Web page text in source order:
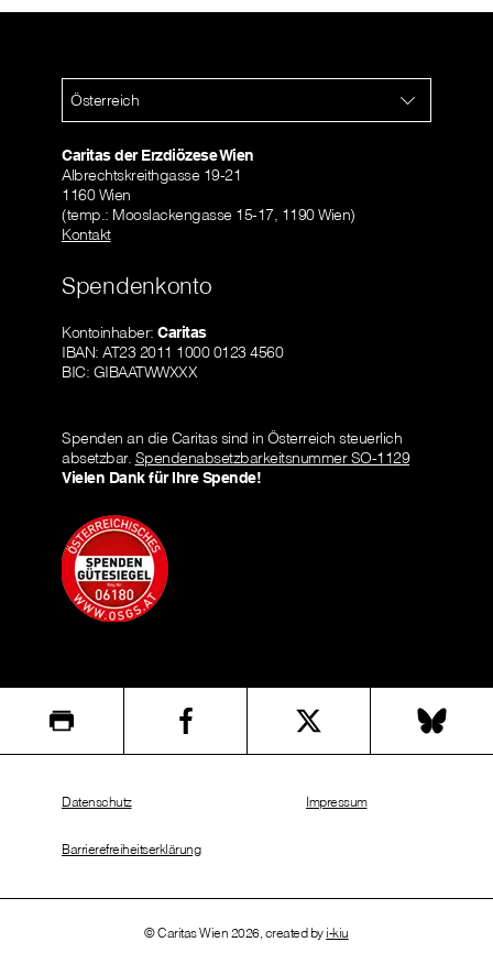
Österreich
Caritas der Erzdiözese Wien
Albrechtskreithgasse 19-21
1160 Wien
(temp.: Mooslackengasse 15-17, 1190 Wien)
Kontakt
Spendenkonto
Kontoinhaber: Caritas
IBAN: AT23 2011 1000 0123 4560
BIC: GIBAATWWXXX
Spenden an die Caritas sind in Österreich steuerlich
absetzbar. Spendenabsetzbarkeitsnummer SO-1129
Vielen Dank für Ihre Spende!
© Caritas Wien 2026, created by i-kiu
Datenschutz
Barrierefreiheitserklärung
Impressum